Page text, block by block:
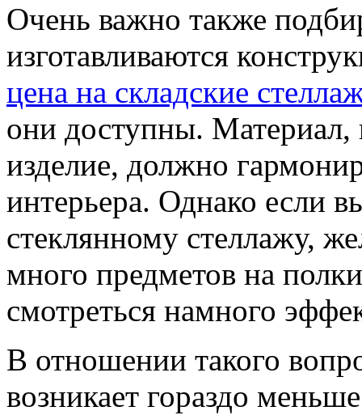
Очень важно также
изготавливаются
цена на складские
они доступны. Материал,
изделие, должно
интерьера. Однако если
стеклянному стеллажу,
много предметов на
смотреться намного
В отношении такого
возникает гораздо